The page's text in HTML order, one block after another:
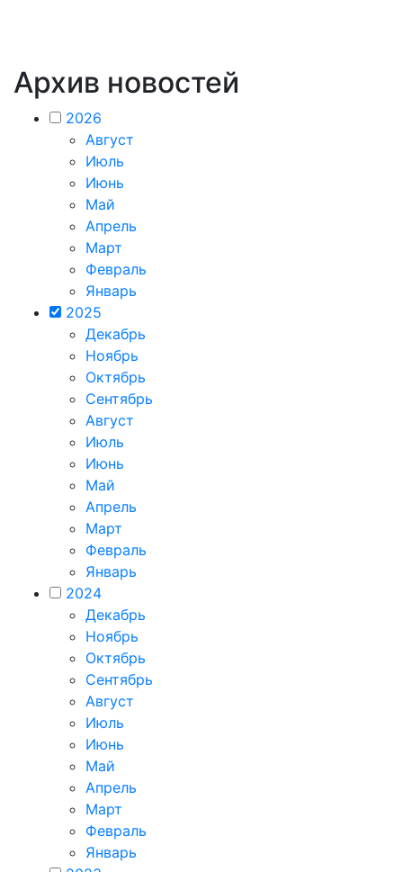
Архив новостей
2026
Август
Июль
Июнь
Май
Апрель
Март
Февраль
Январь
2025
Декабрь
Ноябрь
Октябрь
Сентябрь
Август
Июль
Июнь
Май
Апрель
Март
Февраль
Январь
2024
Декабрь
Ноябрь
Октябрь
Сентябрь
Август
Июль
Июнь
Май
Апрель
Март
Февраль
Январь